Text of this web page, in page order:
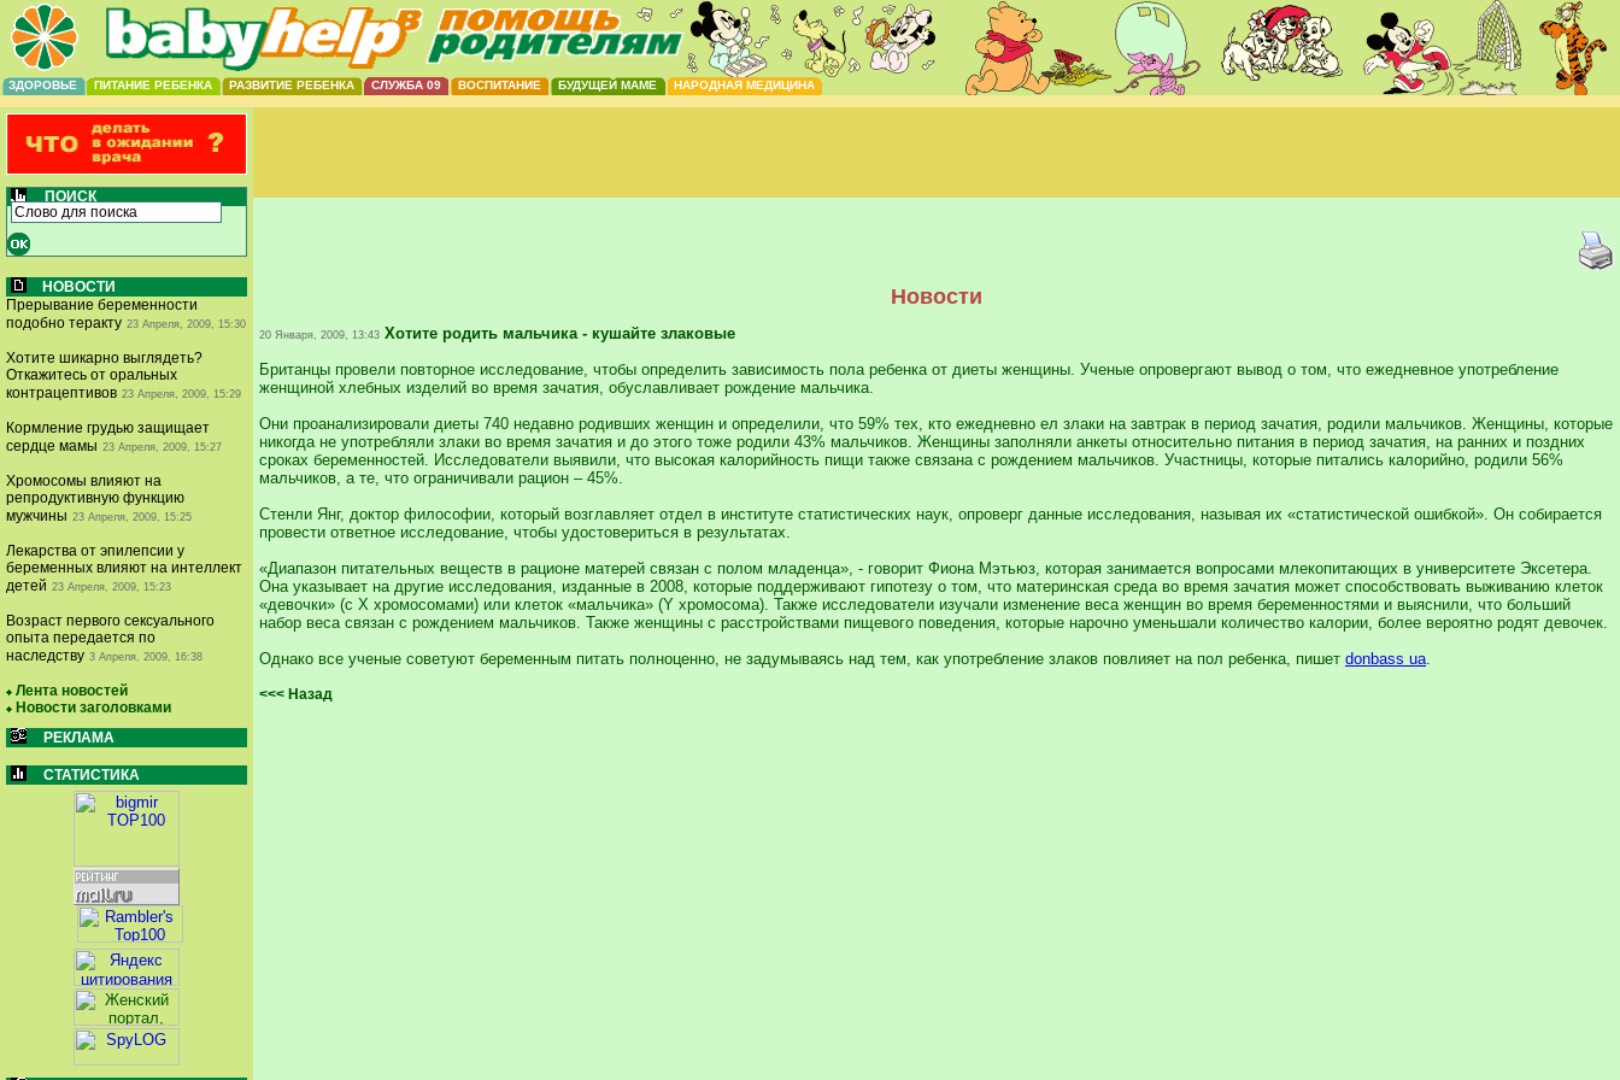
ЗДОРОВЬЕ ПИТАНИЕ РЕБЕНКА РАЗВИТИЕ РЕБЕНКА СЛУЖБА 09 ВОСПИТАНИЕ БУДУЩЕЙ МАМЕ НАРОДНАЯ МЕДИЦИНА
ПОИСК
НОВОСТИ
Прерывание беременности
подобно теракту 23 Апреля, 2009, 15:30
Хотите шикарно выглядеть?
Откажитесь от оральных
контрацептивов 23 Апреля, 2009, 15:29
Кормление грудью защищает
сердце мамы 23 Апреля, 2009, 15:27
Хромосомы влияют на
репродуктивную функцию
мужчины 23 Апреля, 2009, 15:25
Лекарства от эпилепсии у
беременных влияют на интеллект
детей 23 Апреля, 2009, 15:23
Возраст первого сексуального
опыта передается по
наследству 3 Апреля, 2009, 16:38
Лента новостей
Новости заголовками
РЕКЛАМА
СТАТИСТИКА
Новости
20 Января, 2009, 13:43 Хотите родить мальчика - кушайте злаковые
Британцы провели повторное исследование, чтобы определить зависимость пола ребенка от диеты женщины. Ученые опровергают вывод о том, что ежедневное употребление
женщиной хлебных изделий во время зачатия, обуславливает рождение мальчика.
Они проанализировали диеты 740 недавно родивших женщин и определили, что 59% тех, кто ежедневно ел злаки на завтрак в период зачатия, родили мальчиков. Женщины, которые
никогда не употребляли злаки во время зачатия и до этого тоже родили 43% мальчиков. Женщины заполняли анкеты относительно питания в период зачатия, на ранних и поздних
сроках беременностей. Исследователи выявили, что высокая калорийность пищи также связана с рождением мальчиков. Участницы, которые питались калорийно, родили 56%
мальчиков, а те, что ограничивали рацион – 45%.
Стенли Янг, доктор философии, который возглавляет отдел в институте статистических наук, опроверг данные исследования, называя их «статистической ошибкой». Он собирается
провести ответное исследование, чтобы удостовериться в результатах.
«Диапазон питательных веществ в рационе матерей связан с полом младенца», - говорит Фиона Мэтьюз, которая занимается вопросами млекопитающих в университете Эксетера.
Она указывает на другие исследования, изданные в 2008, которые поддерживают гипотезу о том, что материнская среда во время зачатия может способствовать выживанию клеток
«девочки» (с X хромосомами) или клеток «мальчика» (Y хромосома). Также исследователи изучали изменение веса женщин во время беременностями и выяснили, что больший
набор веса связан с рождением мальчиков. Также женщины с расстройствами пищевого поведения, которые нарочно уменьшали количество калории, более вероятно родят девочек.
Однако все ученые советуют беременным питать полноценно, не задумываясь над тем, как употребление злаков повлияет на пол ребенка, пишет donbass ua.
<<< Назад